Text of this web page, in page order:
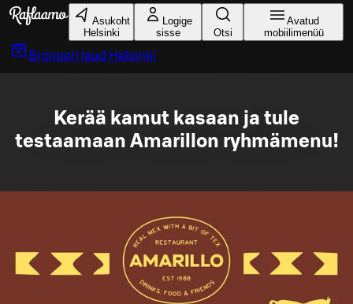
Liigu peamise sisu juurde
Asukoht
Helsinki
Logige
sisse
Otsi
Avatud
mobiilimenüü
Broneeri laud Helsinki
Kerää kamut kasaan ja tule
testaamaan Amarillon ryhmämenu!